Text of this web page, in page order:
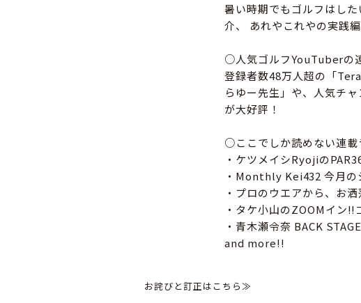
暑い時期でもゴルフはし
介、 あれやこれやの実践
○人気ゴルフYouTuberの
登録者数48万人超の「
らゆー先生」や、人気チ
が大好評！
○ここでしか読めない連載
・ケツメイシRyojiの
・Monthly Kei432 今月の
・プロのウエアから、お洒
・タケ小山のZOOMイン!!
・青木瀬令奈 BACK STAGE
and more!!
お詫びと訂正はこちら≫